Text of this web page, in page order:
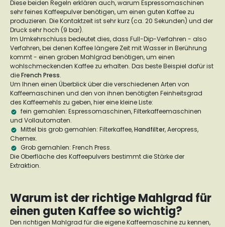
Diese beiden Regeln erklären auch, warum Espressomaschinen
sehr feines Kaffeepulver benötigen, um einen guten Kaffee zu
produzieren. Die Kontaktzeit ist sehr kurz (ca. 20 Sekunden) und der
Druck sehr hoch (9 bar).
Im Umkehrschluss bedeutet dies, dass Full-Dip-Verfahren - also
Verfahren, bei denen Kaffee längere Zeit mit Wasser in Berührung
kommt - einen groben Mahlgrad benötigen, um einen
wohlschmeckenden Kaffee zu erhalten. Das beste Beispiel dafür ist
dieFrench Press.
Um Ihnen einen Überblick über die verschiedenen Arten von
Kaffeemaschinen und den von ihnen benötigten Feinheitsgrad
des Kaffeemehls zu geben, hier eine kleine Liste:
fein gemahlen: Espressomaschinen, Filterkaffeemaschinen
und Vollautomaten.
Mittel bis grob gemahlen: Filterkaffee,Handfilter, Aeropress,
Chemex.
Grob gemahlen: French Press.
Die Oberfläche des Kaffeepulvers bestimmt die Stärke der
Extraktion.
Warum ist der richtige Mahlgrad für
einen guten Kaffee so wichtig?
Den richtigen Mahlgrad für die eigene Kaffeemaschine zu kennen,